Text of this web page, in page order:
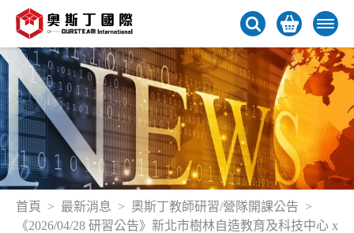
首頁 最新消息
奧斯丁教師研習/營隊開課公告
《2026/04/28 研習公告》新北市樹林自造教育及科技中心 x